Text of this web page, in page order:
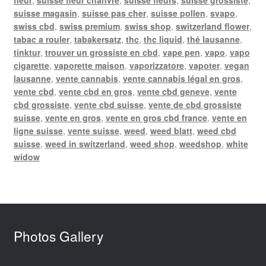
suisse magasin, suisse pas cher, suisse pollen, svapo,
swiss cbd, swiss premium, swiss shop, switzerland flower,
tabac a rouler, tabakersatz, thc, thc liquid, thé lausanne,
tinktur, trouver un grossiste en cbd, vape pen, vapo, vapo
cigarette, vaporette maison, vaporizzatore, vapoter, vegan
lausanne, vente cannabis, vente cannabis légal en gros,
vente cbd, vente cbd en gros, vente cbd geneve, vente
cbd grossiste, vente cbd suisse, vente de cbd grossiste
suisse, vente en gros, vente en gros cbd france, vente en
ligne suisse, vente suisse, weed, weed blatt, weed cbd
suisse, weed in switzerland, weed shop, weedshop, white
widow
Photos Gallery